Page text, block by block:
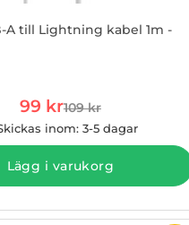
A till Lightning kabel 1m -
rea pris
99 krtidigare pris
109 kr
inom: 3-5 dagar
Lägg i varukorg